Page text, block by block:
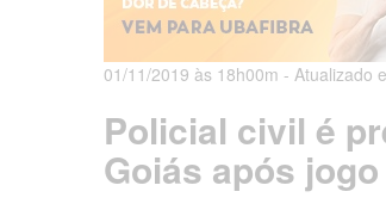
01/11/2019 às 18h00m - Atualizado
Policial civil é
Goiás após